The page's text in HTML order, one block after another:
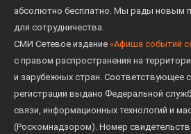
абсолютно бесплатно. Мы рады новым
для сотрудничества.
СМИ Сетевое издание «Афиша событий
с правом распространения на
и зарубежных стран. Соответствующее
регистрации выдано Федеральной
связи, информационных технологий и
(Роскомнадзором). Номер